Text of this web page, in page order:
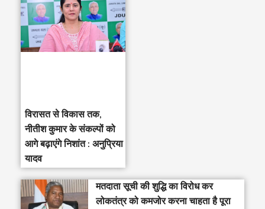
विरासत से विकास तक,
नीतीश कुमार के संकल्पों को
आगे बढ़ाएंगे निशांत : अनुप्रिया
यादव
मतदाता सूची की शुद्धि का विरोध कर
लोकतंत्र को कमजोर करना चाहता है पूरा